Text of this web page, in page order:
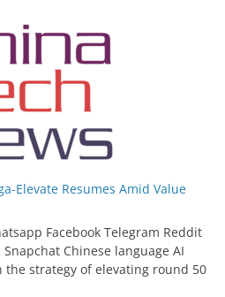
Elevate Resumes Amid Value
Facebook Telegram Reddit
Chinese language AI
the strategy of elevating round 50